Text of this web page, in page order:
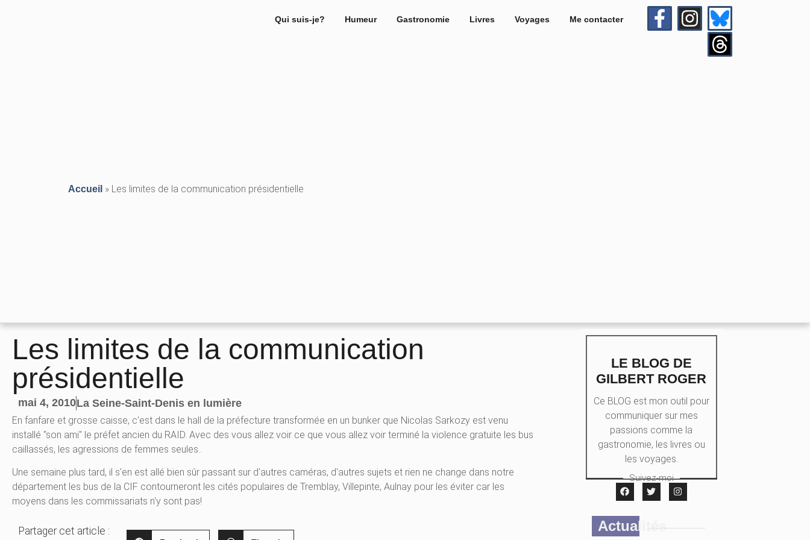
Qui suis-je? Humeur Gastronomie Livres Voyages Me contacter
Accueil » Les limites de la communication présidentielle
Les limites de la communication
présidentielle
mai 4, 2010La Seine-Saint-Denis en lumière
En fanfare et grosse caisse, c'est dans le hall de la préfecture transformée en un bunker que Nicolas Sarkozy est venu
installé "son ami" le préfet ancien du RAID. Avec des vous allez voir ce que vous allez voir terminé la violence gratuite les bus
caillassés, les agressions de femmes seules..
Une semaine plus tard, il s'en est allé bien sûr passant sur d'autres caméras, d'autres sujets et rien ne change dans notre
département les bus de la CIF contourneront les cités populaires de Tremblay, Villepinte, Aulnay pour les éviter car les
moyens dans les commissariats n'y sont pas!
Partager cet article :
LE BLOG DE
GILBERT ROGER
Ce BLOG est mon outil pour
communiquer sur mes
passions comme la
gastronomie, les livres ou
les voyages.
Suivez-moi
Actualités